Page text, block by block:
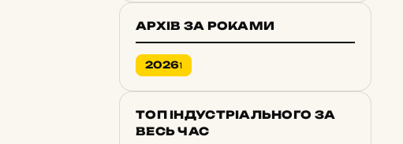
АРХІВ ЗА РОКАМИ
20261
ТОП ІНДУСТРІАЛЬНОГО ЗА
ВЕСЬ ЧАС